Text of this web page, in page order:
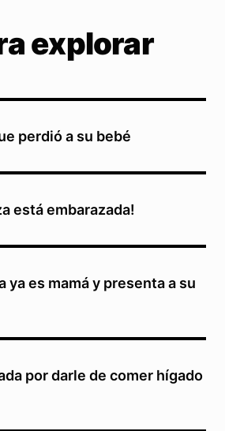
explorar
perdió a su bebé
está embarazada!
ya es mamá y presenta a su
por darle de comer hígado